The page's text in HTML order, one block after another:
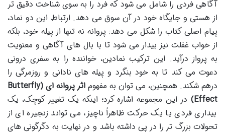
آگاهی فردی را شامل می شود که فرد را به سوی شناخت دقیق تر
از هستی و جایگاه خود در آن سوق می دهد. ارتباط این دو نماد،
پیام اصلی کتاب را شکل می دهد: پروانه نه تنها از پیله خود، بلکه
از خواب غفلت نیز بیدار می شود تا با بال های آگاهی و معنویت
به پرواز درآید. این ترکیب نمادین، خواننده را به سفری درونی
دعوت می کند تا به خود بنگرد و پیله های نادانی و روزمرگی را
درهم شکند. همچنین، می توان به مفهوم
اثر پروانه ای (Butterfly
Effect) در این مجموعه اشاره کرد؛ اینکه یک تغییر کوچک، یک
بیداری فردی یا یک حرکت ظاهراً ناچیز، می تواند زنجیره ای از
تحولات بزرگ تر را در پی داشته باشد و در نهایت به دگرگونی های